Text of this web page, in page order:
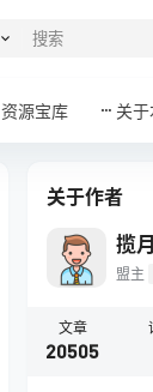
资源宝库 关
关于作者
揽
盟主
文章
20505